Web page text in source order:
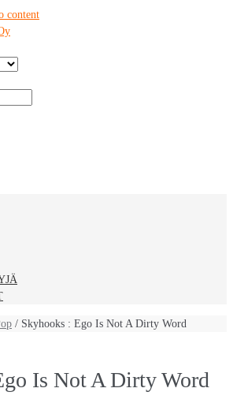
content
/ Skyhooks : Ego Is Not A Dirty Word
Is Not A Dirty Word